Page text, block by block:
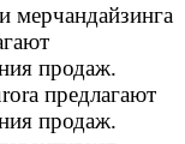
мерчандайзинга
продаж.
предлагают
продаж.